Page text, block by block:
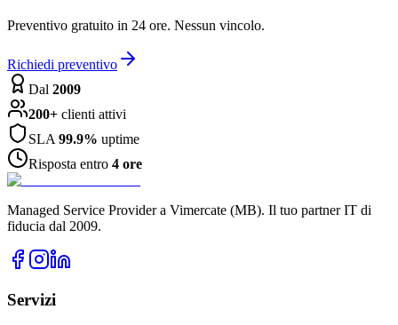
Preventivo gratuito in 24 ore. Nessun vincolo.
Richiedi preventivo
Dal 2009
200+ clienti attivi
SLA 99.9% uptime
Risposta entro 4 ore
Managed Service Provider a Vimercate (MB). Il tuo partner IT di
fiducia dal 2009.
Servizi